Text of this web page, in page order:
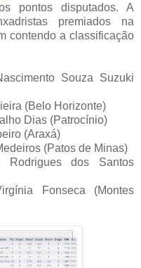
pontos disputados. A
premiados na
contendo a classificação
Souza Suzuki
(Belo Horizonte)
Dias (Patrocínio)
(Araxá)
(Patos de Minas)
dos Santos
Fonseca (Montes